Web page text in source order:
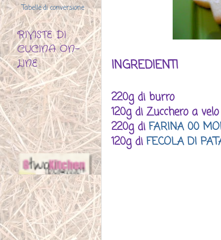
INGREDIENTI
220g di burro
120g di Zucchero a velo
220g di FARINA 00
120g di FECOLA DI
Tabelle di conversione
RIVISTE DI
CUCINA ON-
LINE